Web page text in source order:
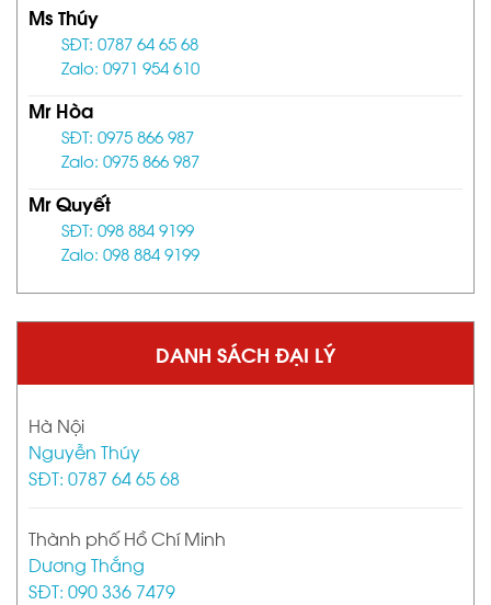
Ms Thúy
SĐT: 0787 64 65 68
Zalo: 0971 954 610
Mr Hòa
SĐT: 0975 866 987
Zalo: 0975 866 987
Mr Quyết
SĐT: 098 884 9199
Zalo: 098 884 9199
DANH SÁCH ĐẠI LÝ
Hà Nội
Nguyễn Thúy
SĐT: 0787 64 65 68
Thành phố Hồ Chí Minh
Dương Thắng
SĐT: 090 336 7479